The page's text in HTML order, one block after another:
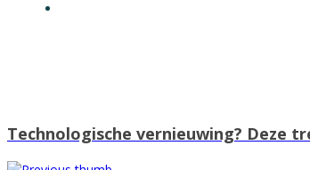
Technologische vernieuwing? Deze